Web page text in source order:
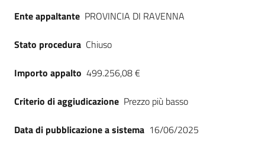
Ente appaltante PROVINCIA DI RAVENNA
Stato procedura Chiuso
Importo appalto 499.256,08 €
Criterio di aggiudicazione Prezzo più basso
Data di pubblicazione a sistema 16/06/2025